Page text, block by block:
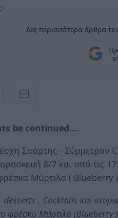
Δες περισσότερα άρθρα
be continued....
Σπάρτης - Σύμμετρον
8/7 και από τις
Μύρτιλα ( Blueberry
desserts , Cocktails και
φρέσκο Μύρτιλο (Blueberry